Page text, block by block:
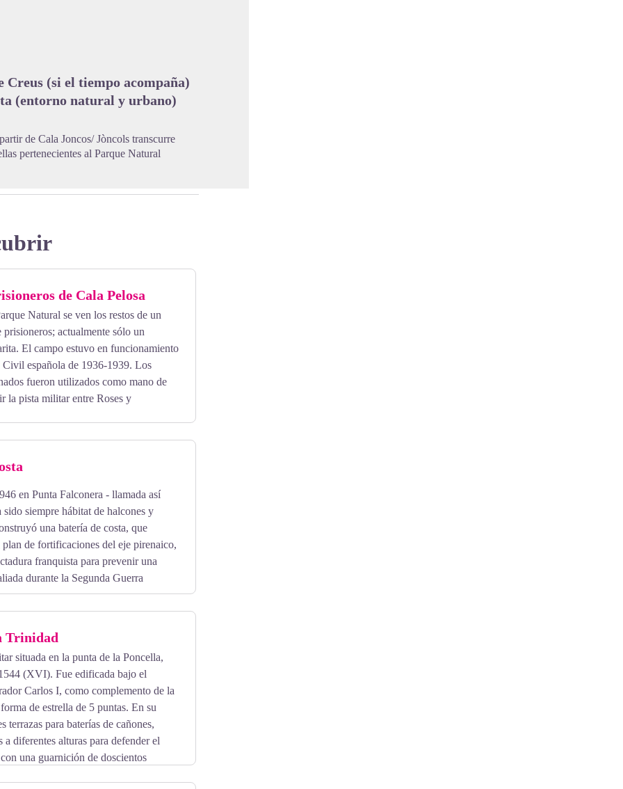
Creus (si el tiempo acompaña)
(entorno natural y urbano)
de Cala Joncos/ Jòncols transcurre
pertenecientes al Parque Natural
de Cala Pelosa
Natural se ven los restos de un
prisioneros; actualmente sólo un
El campo estuvo en funcionamiento
Civil española de 1936-1939. Los
fueron utilizados como mano de
la pista militar entre Roses y
en Punta Falconera - llamada así
sido siempre hábitat de halcones y
una batería de costa, que
de fortificaciones del eje pirenaico,
franquista para prevenir una
durante la Segunda Guerra
y pasillos que salen al exterior en
varios edificios militares. El ejército
Trinidad
situada en la punta de la Poncella,
(XVI). Fue edificada bajo el
Carlos I, como complemento de la
de estrella de 5 puntas. En su
terrazas para baterías de cañones,
a diferentes alturas para defender el
una guarnición de doscientos